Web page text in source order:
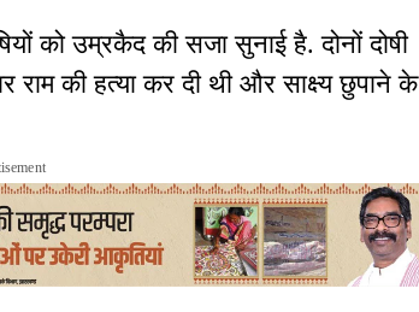
को उम्रकैद की सजा सुनाई है. दोनों दोषी
राम की हत्या कर दी थी और साक्ष्य छुपाने के